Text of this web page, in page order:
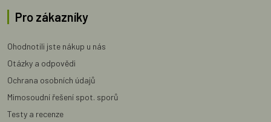
Pro zákazníky
Ohodnotili jste nákup u nás
Otázky a odpovědi
Ochrana osobních údajů
Mimosoudní řešení spot. sporů
Testy a recenze